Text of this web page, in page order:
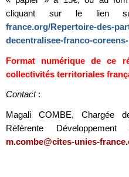
cliquant sur le lien
france.org/Repertoire-des-
decentralisee-franco-
Format numérique de ce
collectivités territoriales
Contact:
Magali COMBE, Chargée
Référente
m.combe@cites-unies-